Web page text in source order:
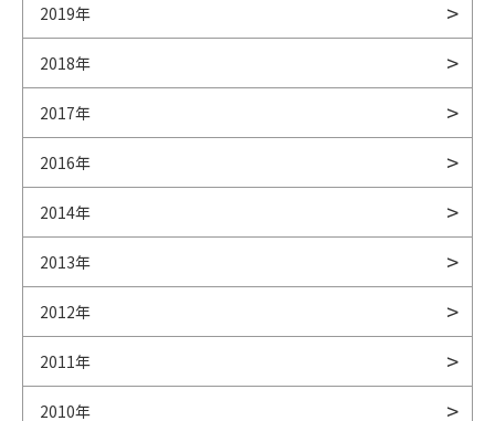
2019年
2018年
2017年
2016年
2014年
2013年
2012年
2011年
2010年